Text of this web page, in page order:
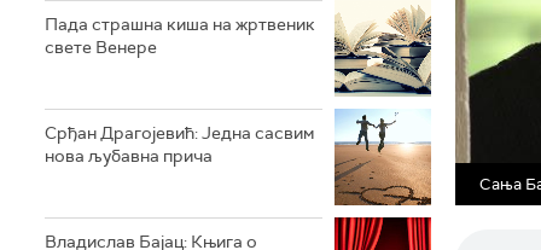
Пада страшна киша на жртвеник
свете Венере
Срђан Драгојевић: Једна сасвим
нова љубавна прича
Владислав Бајац: Књига о
Сања